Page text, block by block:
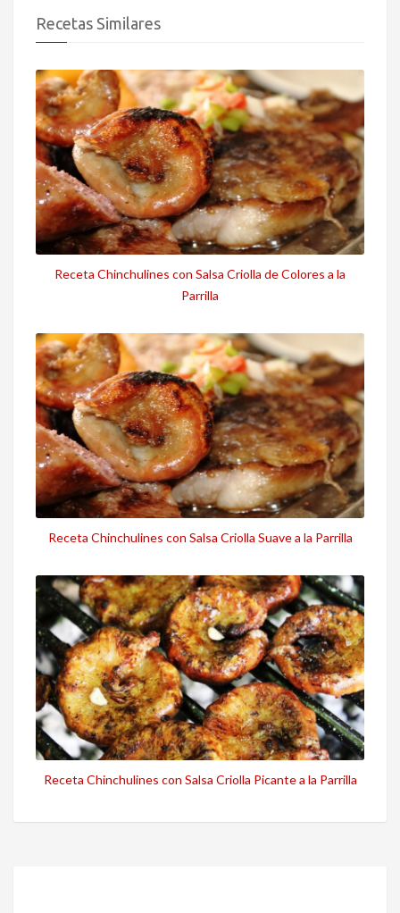
Recetas Similares
Receta Chinchulines con Salsa Criolla de Colores a la
Parrilla
Receta Chinchulines con Salsa Criolla Suave a la Parrilla
Receta Chinchulines con Salsa Criolla Picante a la Parrilla